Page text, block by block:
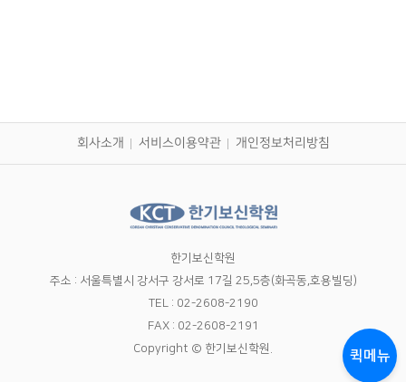
회사소개 서비스이용약관 개인정보처리방침
한기보신학원
주소 : 서울특별시 강서구 강서로 17길 25,5층(화곡동,호용빌딩)
TEL : 02-2608-2190
FAX : 02-2608-2191
Copyright © 한기보신학원.
퀵메뉴